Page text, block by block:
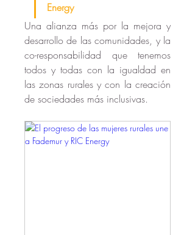
Energy
Una alianza más por la mejora y
desarrollo de las comunidades, y la
co-responsabilidad que tenemos
todos y todas con la igualdad en
las zonas rurales y con la creación
de sociedades más inclusivas.